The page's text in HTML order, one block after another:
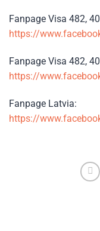
Fanpage Visa 482,
https://
Fanpage Visa 482,
https://
Fanpage Latvia:
https://